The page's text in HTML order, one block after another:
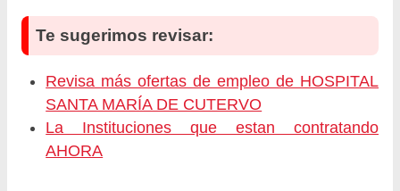
Te sugerimos revisar:
Revisa más ofertas de empleo de HOSPITAL
SANTA MARÍA DE CUTERVO
La Instituciones que estan contratando
AHORA